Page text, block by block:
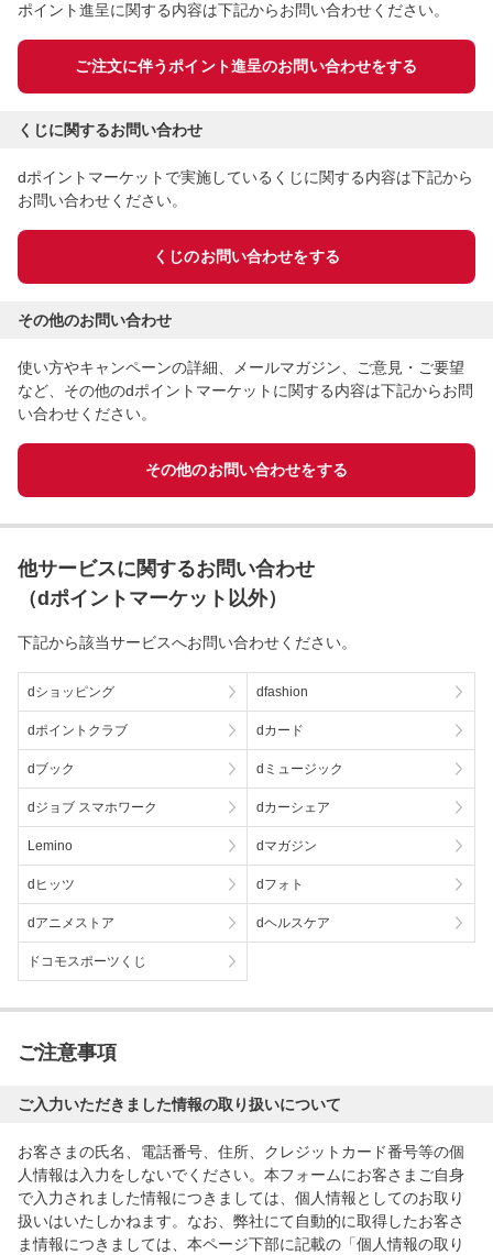
ポイント進呈に関する内容は下記からお問い合わせください。
ご注文に伴うポイント進呈のお問い合わせをする
くじに関するお問い合わせ
dポイントマーケットで実施しているくじに関する内容は下記から
お問い合わせください。
くじのお問い合わせをする
その他のお問い合わせ
使い方やキャンペーンの詳細、メールマガジン、ご意見・ご要望
など、その他のdポイントマーケットに関する内容は下記からお問
い合わせください。
その他のお問い合わせをする
他サービスに関するお問い合わせ
（dポイントマーケット以外）
下記から該当サービスへお問い合わせください。
dショッピング dfashion
dポイントクラブ dカード
dブック dミュージック
dジョブ スマホワーク dカーシェア
Lemino dマガジン
dヒッツ dフォト
dアニメストア dヘルスケア
ドコモスポーツくじ
ご注意事項
ご入力いただきました情報の取り扱いについて
お客さまの氏名、電話番号、住所、クレジットカード番号等の個
人情報は入力をしないでください。本フォームにお客さまご自身
で入力されました情報につきましては、個人情報としてのお取り
扱いはいたしかねます。なお、弊社にて自動的に取得したお客さ
ま情報につきましては、本ページ下部に記載の「個人情報の取り